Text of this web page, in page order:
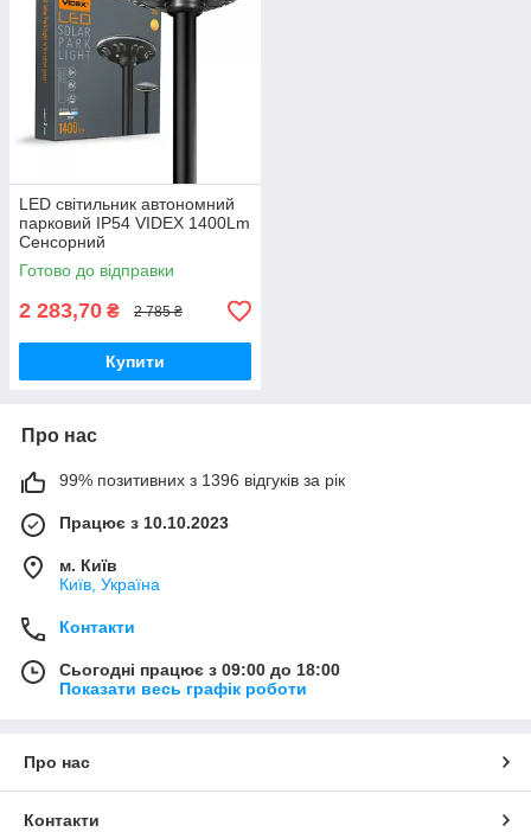
LED світильник автономний
парковий IP54 VIDEX 1400Lm
Сенсорний
Готово до відправки
2 283,70 ₴ 2 785 ₴
Купити
Про нас
99% позитивних з 1396 відгуків за рік
Працює з 10.10.2023
м. Київ
Київ, Україна
Контакти
Сьогодні працює з 09:00 до 18:00
Показати весь графік роботи
Про нас
Контакти